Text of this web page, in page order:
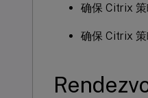
确保 Citrix 策
确保 Citrix 策